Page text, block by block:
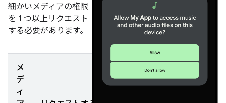
細かいメディアの権限
を 1 つ以上リクエスト
する必要があります。
メ
デ
ィ